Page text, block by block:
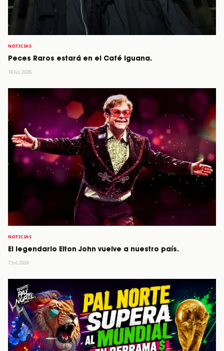
NOTICIAS
Peces Raros estará en el Café Iguana.
16 Jul, 2026
NOTICIAS
El legendario Elton John vuelve a nuestro país.
7 Jul, 2026